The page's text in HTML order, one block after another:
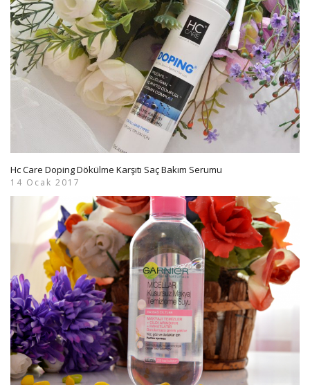
Hc Care Doping Dökülme Karşıtı Saç Bakım Serumu
14 Ocak 2017